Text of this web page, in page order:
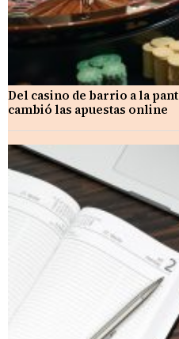
Del casino de barrio a la
cambió las apuestas online